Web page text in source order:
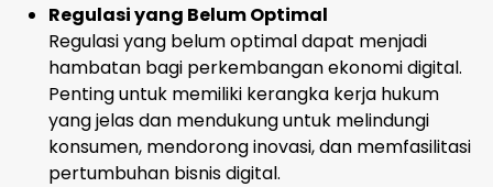
Regulasi yang Belum Optimal
Regulasi yang belum optimal dapat menjadi
hambatan bagi perkembangan ekonomi digital.
Penting untuk memiliki kerangka kerja hukum
yang jelas dan mendukung untuk melindungi
konsumen, mendorong inovasi, dan memfasilitasi
pertumbuhan bisnis digital.